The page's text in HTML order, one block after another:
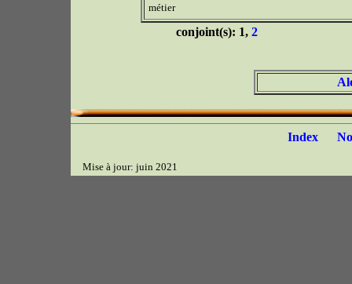
métier
conjoint(s): 1, 2
Index
Mise à jour: juin 2021